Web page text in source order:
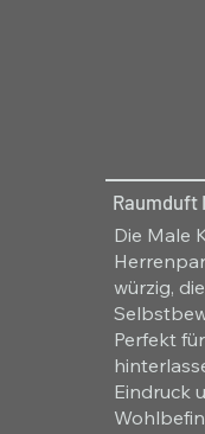
Raumduft
Die Male
würzig,
Perfekt
Eindruck